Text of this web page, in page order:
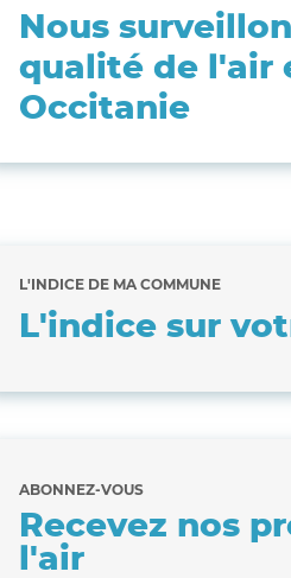
Nous
qualité de l'air
Occitanie
L'INDICE DE MA COMMUNE
L'indice sur
ABONNEZ-VOUS
Recevez nos
l'air